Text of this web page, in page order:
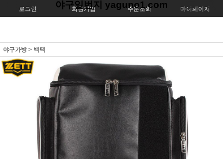
로그인 회원가입 주문조회 마이페이지
야구일번지 yaguno1.com
야구가방> 백팩